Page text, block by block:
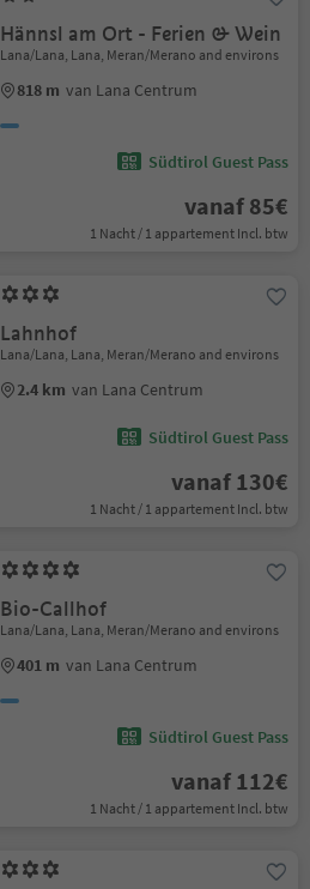
Hännsl am Ort - Ferien & Wein
Lana/Lana, Lana, Meran/Merano and environs
818 m van Lana Centrum
Südtirol Guest Pass
vanaf 85€
1 Nacht / 1 appartement Incl. btw
Lahnhof
Lana/Lana, Lana, Meran/Merano and environs
2.4 km van Lana Centrum
Südtirol Guest Pass
vanaf 130€
1 Nacht / 1 appartement Incl. btw
Bio-Callhof
Lana/Lana, Lana, Meran/Merano and environs
401 m van Lana Centrum
Südtirol Guest Pass
vanaf 112€
1 Nacht / 1 appartement Incl. btw